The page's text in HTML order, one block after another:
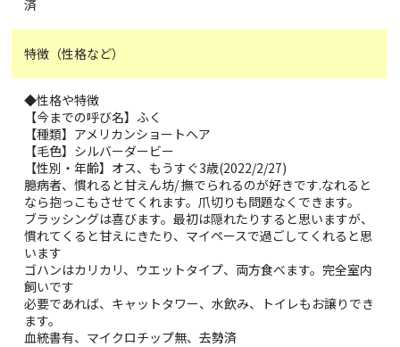
済
特徴（性格など）
◆性格や特徴
【今までの呼び名】ふく
【種類】アメリカンショートヘア
【毛色】シルバーダービー
【性別・年齢】オス、もうすぐ3歳(2022/2/27)
臆病者、慣れると甘えん坊/ 撫でられるのが好きです.なれると
なら抱っこもさせてくれます。爪切りも問題なくできます。
ブラッシングは喜びます。最初は隠れたりすると思いますが、
慣れてくると甘えにきたり、マイペースで過ごしてくれると思
います
ゴハンはカリカリ、ウエットタイプ、両方食べます。完全室内
飼いです
必要であれば、キャットタワー、水飲み、トイレもお譲りでき
ます。
血統書有、マイクロチップ無、去勢済